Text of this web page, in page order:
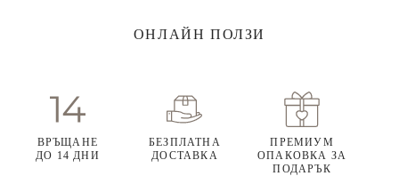
ОНЛАЙН ПОЛЗИ
ВРЪЩАНЕ
ДО 14 ДНИ
БЕЗПЛАТНА
ДОСТАВКА
ПРЕМИУМ
ОПАКОВКА ЗА
ПОДАРЪК